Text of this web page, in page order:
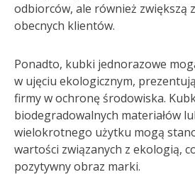
odbiorców, ale również zwiększą
obecnych klientów.
Ponadto, kubki jednorazowe
w ujęciu ekologicznym,
firmy w ochronę środowiska.
biodegradowalnych materiałów
wielokrotnego użytku mogą
wartości związanych z ekologią,
pozytywny obraz marki.